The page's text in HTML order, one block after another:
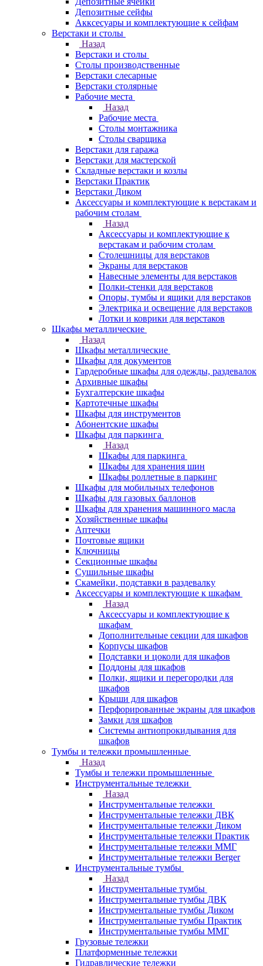
Депозитные сейфы
Акксесуары и комплектующие к сейфам
Верстаки и столы
Назад
Верстаки и столы
Столы производственные
Верстаки слесарные
Верстаки столярные
Рабочие места
Назад
Рабочие места
Столы монтажника
Столы сварщика
Верстаки для гаража
Верстаки для мастерской
Складные верстаки и козлы
Верстаки Практик
Верстаки Диком
Аксессуары и комплектующие к верстакам и
рабочим столам
Назад
Аксессуары и комплектующие к
верстакам и рабочим столам
Столешницы для верстаков
Экраны для верстаков
Навесные элементы для верстаков
Полки-стенки для верстаков
Опоры, тумбы и ящики для верстаков
Электрика и освещение для верстаков
Лотки и коврики для верстаков
Шкафы металлические
Назад
Шкафы металлические
Шкафы для документов
Гардеробные шкафы для одежды, раздевалок
Архивные шкафы
Бухгалтерские шкафы
Картотечные шкафы
Шкафы для инструментов
Абонентские шкафы
Шкафы для паркинга
Назад
Шкафы для паркинга
Шкафы для хранения шин
Шкафы роллетные в паркинг
Шкафы для мобильных телефонов
Шкафы для газовых баллонов
Шкафы для хранения машинного масла
Хозяйственные шкафы
Аптечки
Почтовые ящики
Ключницы
Секционные шкафы
Сушильные шкафы
Скамейки, подставки в раздевалку
Аксессуары и комплектующие к шкафам
Назад
Аксессуары и комплектующие к
шкафам
Дополнительные секции для шкафов
Корпусы шкафов
Подставки и цоколи для шкафов
Поддоны для шкафов
Полки, ящики и перегородки для
шкафов
Крыши для шкафов
Перфорированные экраны для шкафов
Замки для шкафов
Системы антиопрокидывания для
шкафов
Тумбы и тележки промышленные
Назад
Тумбы и тележки промышленные
Инструментальные тележки
Назад
Инструментальные тележки
Инструментальные тележки ДВК
Инструментальные тележки Диком
Инструментальные тележки Практик
Инструментальные тележки ММГ
Инструментальные тележки Berger
Инструментальные тумбы
Назад
Инструментальные тумбы
Инструментальные тумбы ДВК
Инструментальные тумбы Диком
Инструментальные тумбы Практик
Инструментальные тумбы ММГ
Грузовые тележки
Платформенные тележки
Гидравлические тележки